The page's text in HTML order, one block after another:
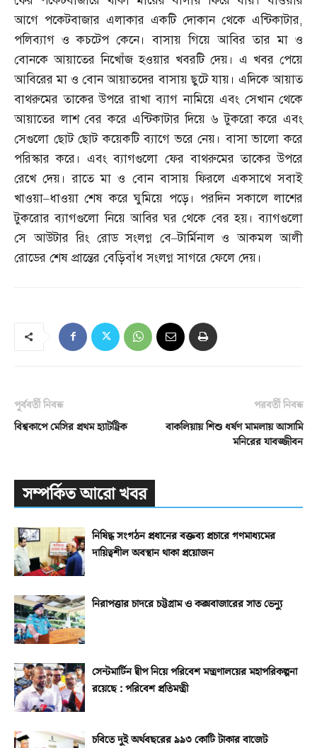
আগে পকেটবাজার এলাকার একটি দোকান থেকে এন্টিকাটার,
পলিব্যাগ ও কচটেপ কেনে। বাসায় গিয়ে আবির তার মা ও
বোনকে আয়াতের নিখোঁজ হওয়ার খবরটি দেয়। এ খবর পেয়ে
আবিরের মা ও বোন আয়াতদের বাসায় ছুটে যায়। এদিকে আয়াত
বাথরুমের তাকের উপরে রাখা ব্যাগ নামিয়ে এবং সেখান থেকে
আয়াতের লাশ বের করে এন্টিকাটার দিয়ে ৬ টুকরো করে এবং
সেগুলো ছোট ছোট কয়েকটি ব্যাগে ভরে নেয়। বাসা ভালো করে
পরিস্কার করে। এবং ব্যাগগুলো ফের বাথরুমের তাকের উপরে
রেখে দেয়। রাতে মা ও বোন বাসায় ফিরলে একসাথে সবাই
খাওয়া–ধাওয়া শেষ করে ঘুমিয়ে পড়ে। পরদিন সকালে লাশের
টুকরোর ব্যাগগুলো নিয়ে আবির ঘর থেকে বের হয়। ব্যাগগুলো
সে আউটার রিং রোড সংলগ্ন বে–টার্মিনাল ও আকমল আলী
রোডের শেষ প্রান্তের বেড়িবাঁধ সংলগ্ন সাগরে ফেলে দেয়।
পূর্ববর্তী নিবন্ধ
বিশ্বকাপে মেসির প্রথম হ্যাটট্রিক
পরবর্তী নিবন্ধ
বাকলিয়ায় শিশু ধর্ষণ মামলায় আসামি
মনিরের যাবজ্জীবন
সম্পর্কিত আরো খবর
নিষিদ্ধ সংগঠন প্রধানের বক্তব্য প্রচারে গণমাধ্যমের
দায়িত্বশীল অবস্থান থাকা প্রয়োজন
নিরাপত্তার চাদরে চট্টগ্রাম ও কক্সবাজারের সাত ভেন্যু
সেন্টমার্টিন দ্বীপ নিয়ে পরিবেশ মন্ত্রণালয়ের মহাপরিকল্পনা
রয়েছে : পরিবেশ প্রতিমন্ত্রী
চবিতে দুই অর্থবছরের ৯৯৩ কোটি টাকার বাজেট